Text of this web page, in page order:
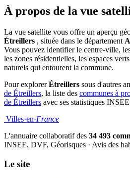
À propos de la vue
La vue satellite vous offre un aperçu
Étreillers , située dans le département
Vous pouvez identifier le centre-ville,
les zones résidentielles, les espaces
naturels qui entourent la commune.
Pour explorerÉtreillers sous d'autres
de Étreillers, la liste des communes à
de Étreillers avec ses statistiques
Villes·en·France
L'annuaire collaboratif des 34 493
INSEE, DVF, Géorisques · Avis des
Le site